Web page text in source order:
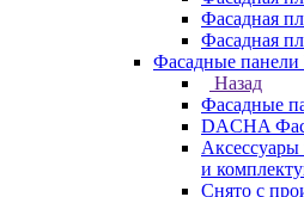
Фасадная
Фасадная
Фасадные панели
Назад
Фасадные
DACHA
и
Снято с